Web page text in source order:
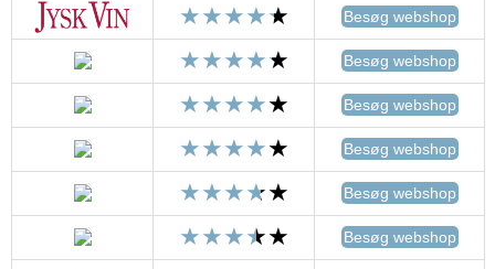
Besøg webshop
Besøg webshop
Besøg webshop
Besøg webshop
Besøg webshop
Besøg webshop